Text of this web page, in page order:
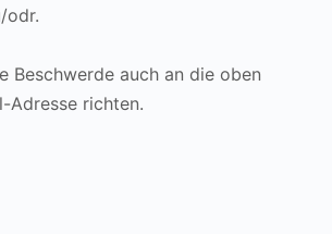
odr.
Beschwerde auch an die oben
Adresse richten.